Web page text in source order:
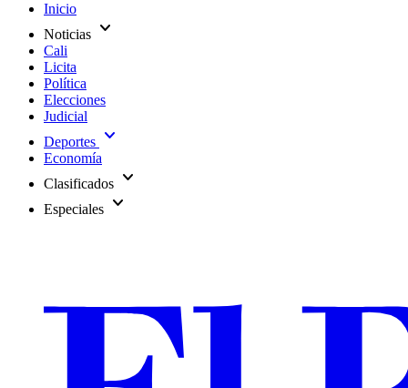
Inicio
Noticias expand_more
Cali
Licita
Política
Elecciones
Judicial
Deportes expand_more
Economía
Clasificados expand_more
Especiales expand_more